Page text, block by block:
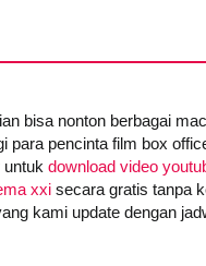
bisa nonton berbagai
pencinta film box
untuk download video
xxi secara gratis tanpa
kami update dengan